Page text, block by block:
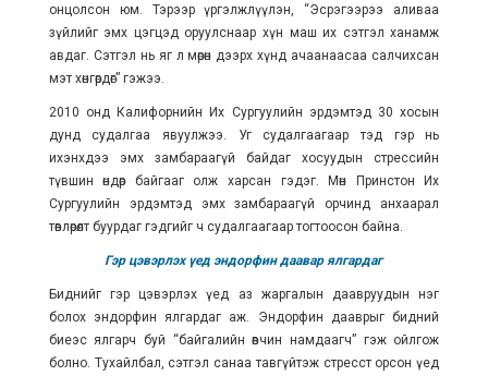
онцолсон юм. Тэрээр үргэлжлүүлэн, “Эсрэгээрээ аливаа
зүйлийг эмх цэгцэд оруулснаар хүн маш их сэтгэл ханамж
авдаг. Сэтгэл нь яг л мөрөн дээрх хүнд ачаанаасаа салчихсан
мэт хөнгөрдөг” гэжээ.
2010 онд Калифорнийн Их Сургуулийн эрдэмтэд 30 хосын
дунд судалгаа явуулжээ. Уг судалгаагаар тэд гэр нь
ихэнхдээ эмх замбараагүй байдаг хосуудын стрессийн
түвшин өндөр байгааг олж харсан гэдэг. Мөн Принстон Их
Сургуулийн эрдэмтэд эмх замбараагүй орчинд анхаарал
төвлөрөлт буурдаг гэдгийг ч судалгаагаар тогтоосон байна.
Гэр цэвэрлэх үед эндорфин даавар ялгардаг
Биднийг гэр цэвэрлэх үед аз жаргалын даавруудын нэг
болох эндорфин ялгардаг аж. Эндорфин дааврыг бидний
биеэс ялгарч буй “байгалийн өвчин намдаагч” гэж ойлгож
болно. Тухайлбал, сэтгэл санаа тавгүйтэж стресст орсон үед